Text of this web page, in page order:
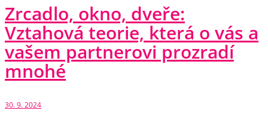
Zrcadlo, okno, dveře:
Vztahová teorie, která o vás a
vašem partnerovi prozradí
mnohé
30. 9. 2024